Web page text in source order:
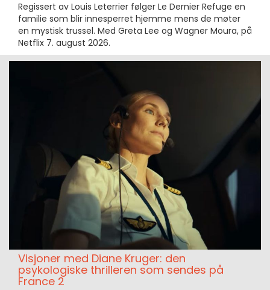
Regissert av Louis Leterrier følger Le Dernier Refuge en
familie som blir innesperret hjemme mens de møter
en mystisk trussel. Med Greta Lee og Wagner Moura, på
Netflix 7. august 2026.
Visjoner med Diane Kruger: den
psykologiske thrilleren som sendes på
France 2